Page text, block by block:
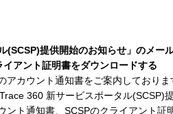
提供開始のお知らせ」のメー
アント証明書をダウンロードする
カウント通知書をご案内しておりま
360 新サービスポータル(SCSP)
通知書、SCSPのクライアント証